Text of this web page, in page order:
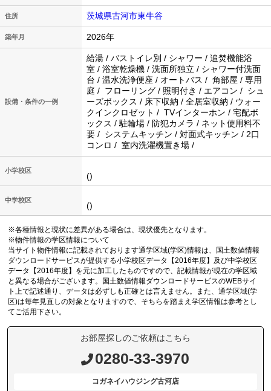
住所 茨城県古河市東牛谷
築年月 2026年
設備・条件の一例
給湯 / バストイレ別 / シャワー / 追焚機能浴
室 / 浴室乾燥機 / 洗面所独立 / シャワー付洗面
台 / 温水洗浄便座 / オートバス / 角部屋 / 専用
庭 / フローリング / 照明付き / エアコン / シュ
ーズボックス / 床下収納 / 全居室収納 / ウォー
クインクロゼット / TVインターホン / 宅配ボ
ックス / 駐輪場 / 防犯カメラ / ネット使用料不
要 / システムキッチン / 対面式キッチン / 2口
コンロ / 室内洗濯機置き場 /
小学校区
()
中学校区
()
※各種情報と現状に差異がある場合は、現状優先となります。
※物件情報の学区情報について
当サイト物件情報に記載されております通学区域(学区)情報は、国土数値情報
ダウンロードサービスが提供する小学校区データ【2016年度】及び中学校区
データ【2016年度】を元に加工したものですので、記載情報が現在の学区域
と異なる場合がございます。国土数値情報ダウンロードサービスのWEBサイ
ト上で記述通り、データは必ずしも正確とは言えません。また、通学区域(学
区)は毎年見直しの対象となりますので、そちらを踏まえ学区情報は参考とし
てご活用下さい。
お部屋探しのご依頼はこちら
0280-33-3970
コガネイハウジング古河店